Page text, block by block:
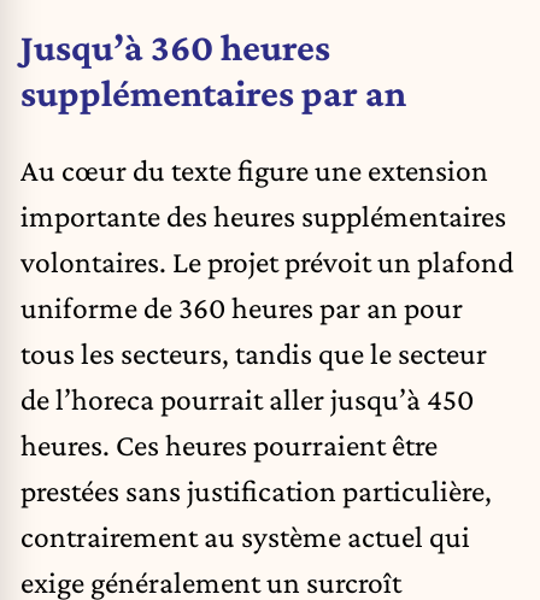
Jusqu’à 360 heures
supplémentaires par an
Au cœur du texte figure une extension
importante des heures supplémentaires
volontaires. Le projet prévoit un plafond
uniforme de 360 heures par an pour
tous les secteurs, tandis que le secteur
de l’horeca pourrait aller jusqu’à 450
heures. Ces heures pourraient être
prestées sans justification particulière,
contrairement au système actuel qui
exige généralement un surcroît